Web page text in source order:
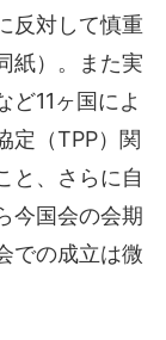
反対して慎重
紙）。また実
ど11ヶ国によ
定（TPP）関
と、さらに自
今国会の会期
での成立は微